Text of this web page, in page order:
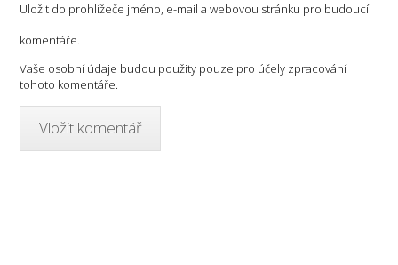
Uložit do prohlížeče jméno, e-mail a webovou stránku pro budoucí
komentáře.
Vaše osobní údaje budou použity pouze pro účely zpracování
tohoto komentáře.